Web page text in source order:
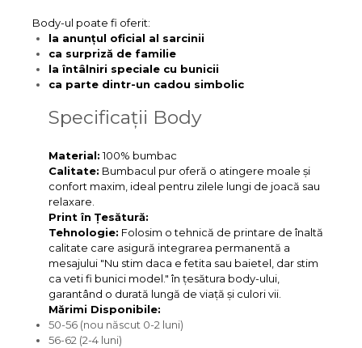
Body-ul poate fi oferit:
la anunțul oficial al sarcinii
ca surpriză de familie
la întâlniri speciale cu bunicii
ca parte dintr-un cadou simbolic
Specificații Body
Material:100% bumbac
Calitate: Bumbacul pur oferă o atingere moale și
confort maxim, ideal pentru zilele lungi de joacă sau
relaxare.
Print în Țesătură:
Tehnologie: Folosim o tehnică de printare de înaltă
calitate care asigură integrarea permanentă a
mesajului "Nu stim daca e fetita sau baietel, dar stim
ca veti fi bunici model." în țesătura body-ului,
garantând o durată lungă de viață și culori vii.
Mărimi Disponibile:
50-56 (nou născut 0-2 luni)
56-62 (2-4 luni)